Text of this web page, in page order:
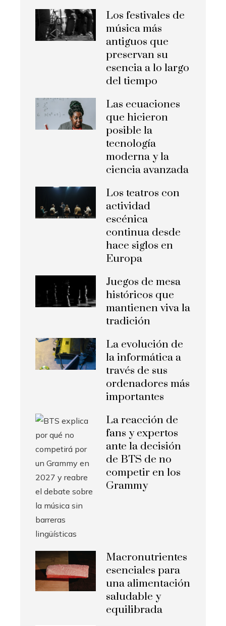
Los festivales de
música más
antiguos que
preservan su
esencia a lo largo
del tiempo
Las ecuaciones
que hicieron
posible la
tecnología
moderna y la
ciencia avanzada
Los teatros con
actividad
escénica
continua desde
hace siglos en
Europa
Juegos de mesa
históricos que
mantienen viva la
tradición
La evolución de
la informática a
través de sus
ordenadores más
importantes
La reacción de
fans y expertos
ante la decisión
de BTS de no
competir en los
Grammy
Macronutrientes
esenciales para
una alimentación
saludable y
equilibrada